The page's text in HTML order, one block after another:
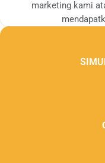
marketing kami